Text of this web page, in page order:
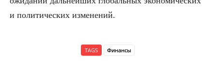
и политических изменений.
TAGS Финансы